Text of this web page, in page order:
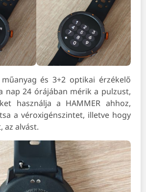
és 3+2 optikai érzékelő
nap 24 órájában mérik a pulzust,
használja a HAMMER ahhoz,
a véroxigénszintet, illetve hogy
az alvást.